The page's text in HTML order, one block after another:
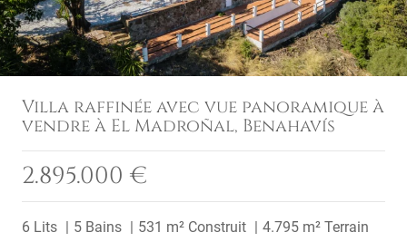
Villa raffinée avec vue panoramique à
vendre à El Madroñal, Benahavís
2.895.000 €
6 Lits 5 Bains 531 m² Construit 4.795 m² Terrain